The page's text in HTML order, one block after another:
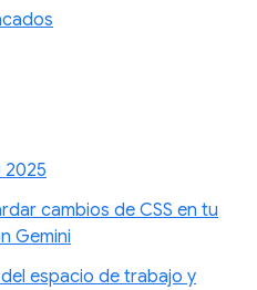
2025
cambios de CSS en tu
Gemini
espacio de trabajo y